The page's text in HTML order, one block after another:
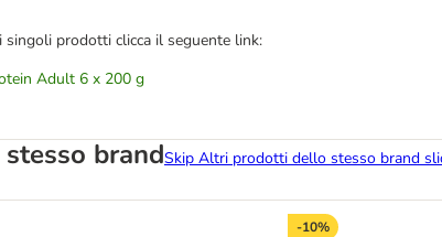
prodotti clicca il seguente link:
Adult 6 x 200 g
brandSkip Altri prodotti dello stesso brand
-10%